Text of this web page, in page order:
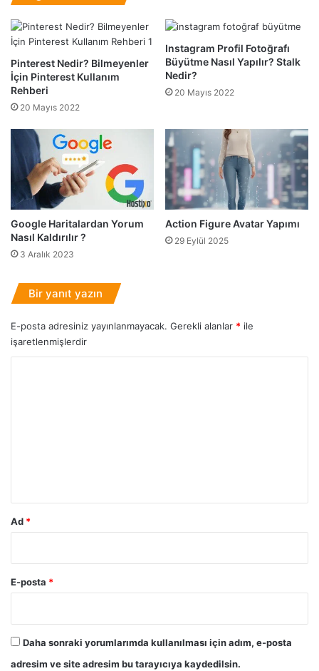
?
R
i
d
N
s
Y
p
ı
l
ı
Pinterest Nedir? Bilmeyenler
İçin Pinterest Kullanım
Rehberi
20 Mayıs 2022
Instagram Profil Fotoğrafı
Büyütme Nasıl Yapılır? Stalk
Nedir?
20 Mayıs 2022
Google Haritalardan Yorum
Nasıl Kaldırılır ?
3 Aralık 2023
Action Figure Avatar Yapımı
29 Eylül 2025
Bir yanıt yazın
E-posta adresiniz yayınlanmayacak. Gerekli alanlar * ile
işaretlenmişlerdir
Ad *
E-posta *
Daha sonraki yorumlarımda kullanılması için adım, e-posta
adresim ve site adresim bu tarayıcıya kaydedilsin.